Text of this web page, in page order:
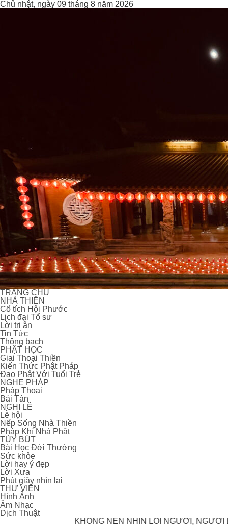
Chủ nhật, ngày 09 tháng 8 năm 2026
TRANG CHỦ
NHÀ THIỀN
Cổ tích Hội Phước
Lịch đại Tổ sư
Lời tri ân
Tin Tức
Thông bạch
PHẬT HỌC
Giai Thoại Thiền
Kiến Thức Phật Pháp
Đạo Phật Với Tuổi Trẻ
NGHE PHÁP
Pháp Thoại
Bái Tán
NGHI LỄ
Lễ hội
Nếp Sống Nhà Thiền
Pháp Khí Nhà Phật
TÙY BÚT
Bài Học Đời Thường
Sức khỏe
Lời hay ý đẹp
Lời Xưa
Phút giây nhìn lại
THƯ VIỆN
Hình Ảnh
Âm Nhạc
Dịch Thuật
KHÔNG NÊN NHÌN LỖI NGƯỜI, NGƯỜI